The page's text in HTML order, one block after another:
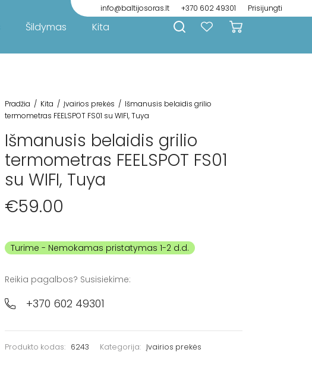
info@baltijosoras.lt +370 602 49301 Prisijungti
Šildymas Kita
Pradžia / Kita / Įvairios prekės / Išmanusis belaidis grilio
termometras FEELSPOT FS01 su WIFI, Tuya
Išmanusis belaidis grilio
termometras FEELSPOT FS01
su WIFI, Tuya
€59.00
Turime
Reikia pagalbos? Susisiekime:
+370 602 49301
Produkto kodas: 6243 Kategorija: Įvairios prekės